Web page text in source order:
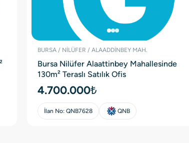
BURSA / NİLÜFER / ALAADDİNBEY MAH.
Bursa Nilüfer Alaattinbey Mahallesinde
130m² Teraslı Satılık Ofis
4.700.000₺
İlan No: QNB7628 QNB